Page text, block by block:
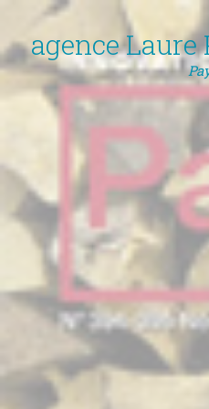
agence